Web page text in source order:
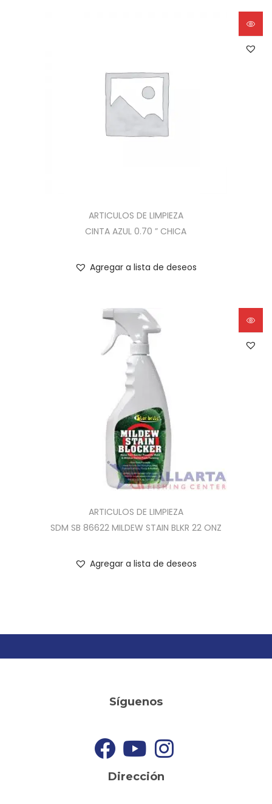
ARTICULOS DE LIMPIEZA
CINTA AZUL 0.70 ” CHICA
Agregar a lista de deseos
ARTICULOS DE LIMPIEZA
SDM SB 86622 MILDEW STAIN BLKR 22 ONZ
Agregar a lista de deseos
Síguenos
Dirección